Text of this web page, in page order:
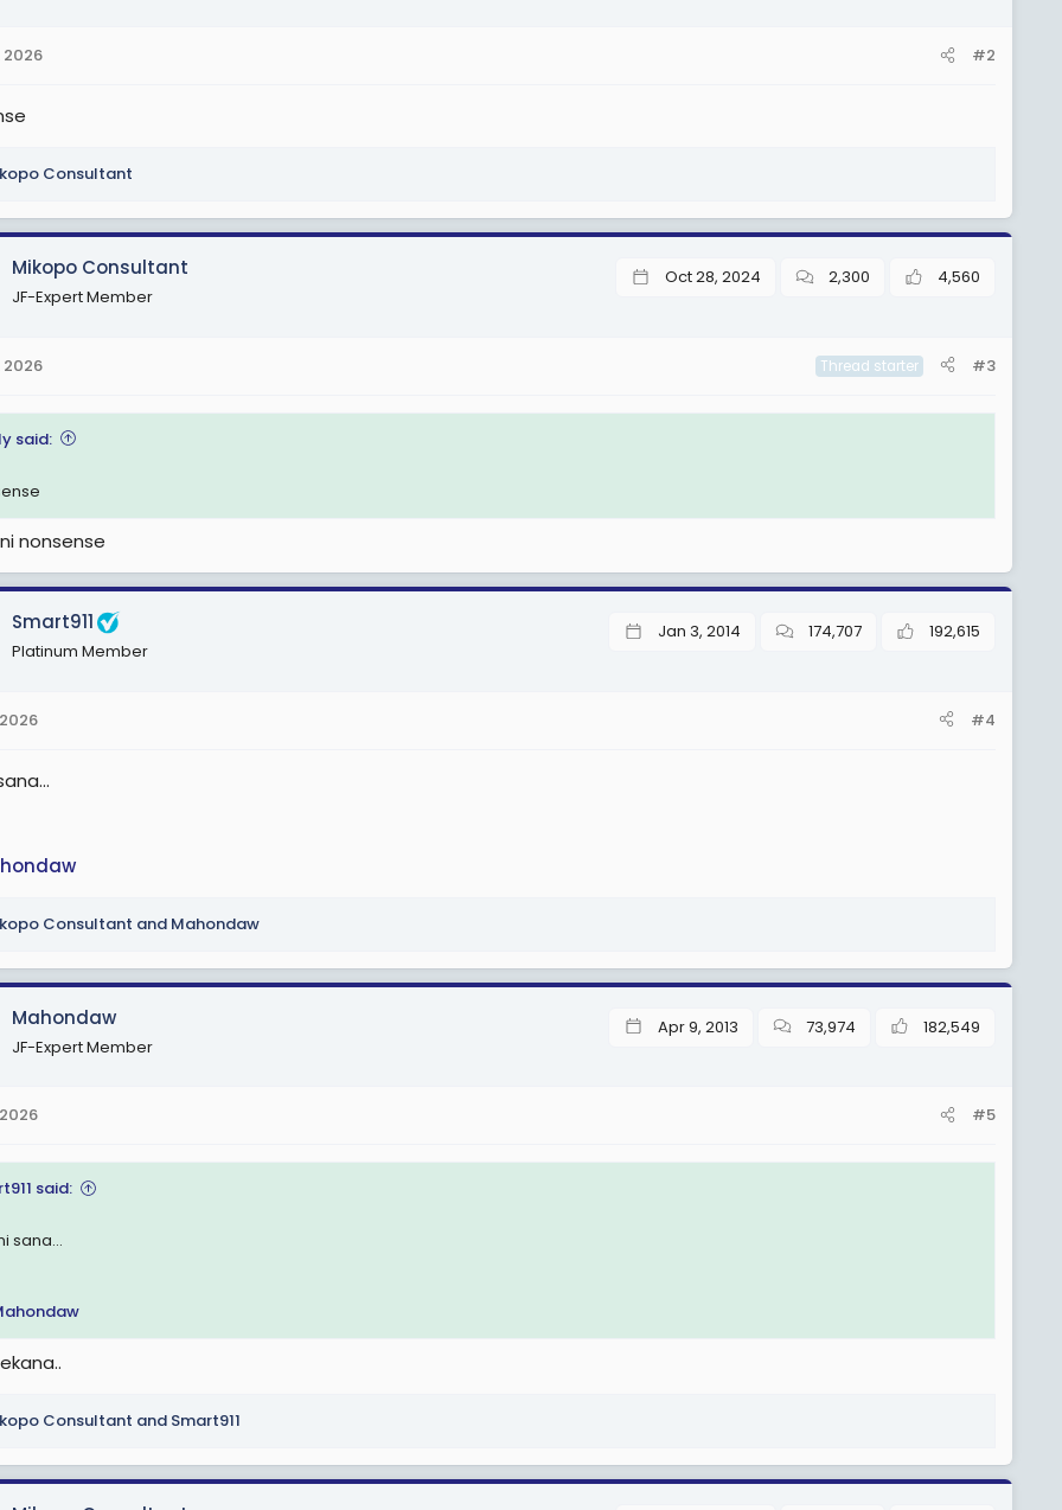
2026 #2
Consultant
Mikopo Consultant
JF-Expert Member
Oct 28, 2024 2,300 4,560
2026 Thread starter #3
said:
nonsense
Smart911
Platinum Member
Jan 3, 2014 174,707 192,615
#4
Consultant and Mahondaw
Mahondaw
JF-Expert Member
Apr 9, 2013 73,974 182,549
#5
said:
sana...
Consultant and Smart911